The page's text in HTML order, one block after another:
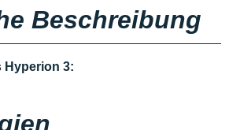
Beschreibung
Hyperion 3: